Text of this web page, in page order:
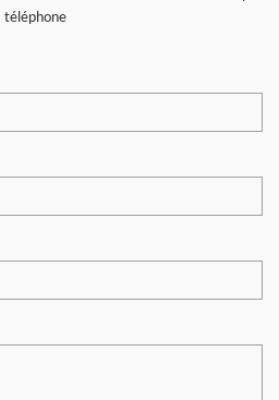
téléphone